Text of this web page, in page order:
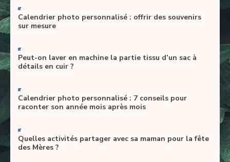
-
Calendrier photo personnalisé : offrir des souvenirs
sur mesure
-
Peut-on laver en machine la partie tissu d’un sac à
détails en cuir ?
-
Calendrier photo personnalisé : 7 conseils pour
raconter son année mois après mois
-
Quelles activités partager avec sa maman pour la fête
des Mères ?